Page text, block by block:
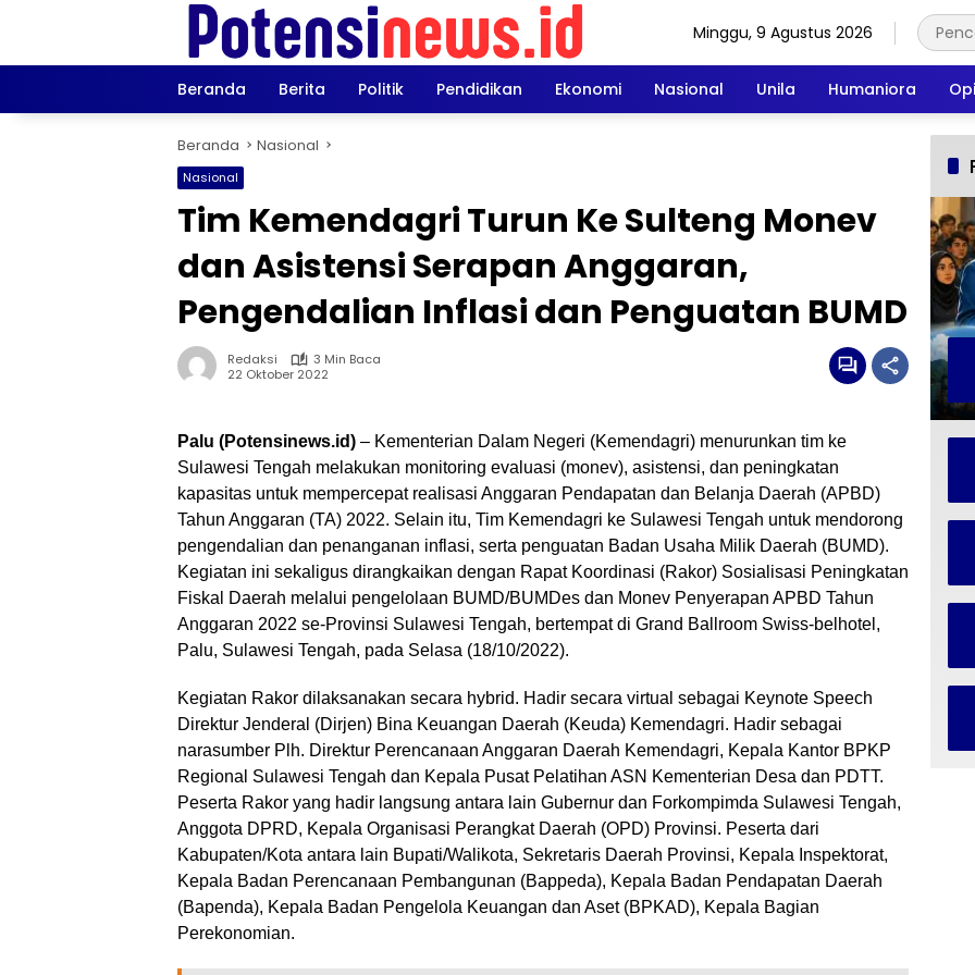
Minggu, 9 Agustus 2026
Beranda Berita Politik Pendidikan Ekonomi Nasional Unila Humaniora
Beranda Nasional
Nasional
Tim Kemendagri Turun Ke Sulteng Monev
dan Asistensi Serapan Anggaran,
Pengendalian Inflasi dan Penguatan BUMD
Redaksi
3 Min Baca
22 Oktober 2022
Palu (Potensinews.id) – Kementerian Dalam Negeri (Kemendagri) menurunkan tim ke
Sulawesi Tengah melakukan monitoring evaluasi (monev), asistensi, dan peningkatan
kapasitas untuk mempercepat realisasi Anggaran Pendapatan dan Belanja Daerah (APBD)
Tahun Anggaran (TA) 2022. Selain itu, Tim Kemendagri ke Sulawesi Tengah untuk mendorong
pengendalian dan penanganan inflasi, serta penguatan Badan Usaha Milik Daerah (BUMD).
Kegiatan ini sekaligus dirangkaikan dengan Rapat Koordinasi (Rakor) Sosialisasi Peningkatan
Fiskal Daerah melalui pengelolaan BUMD/BUMDes dan Monev Penyerapan APBD Tahun
Anggaran 2022 se-Provinsi Sulawesi Tengah, bertempat di Grand Ballroom Swiss-belhotel,
Palu, Sulawesi Tengah, pada Selasa (18/10/2022).
Kegiatan Rakor dilaksanakan secara hybrid. Hadir secara virtual sebagai Keynote Speech
Direktur Jenderal (Dirjen) Bina Keuangan Daerah (Keuda) Kemendagri. Hadir sebagai
narasumber Plh. Direktur Perencanaan Anggaran Daerah Kemendagri, Kepala Kantor BPKP
Regional Sulawesi Tengah dan Kepala Pusat Pelatihan ASN Kementerian Desa dan PDTT.
Peserta Rakor yang hadir langsung antara lain Gubernur dan Forkompimda Sulawesi Tengah,
Anggota DPRD, Kepala Organisasi Perangkat Daerah (OPD) Provinsi. Peserta dari
Kabupaten/Kota antara lain Bupati/Walikota, Sekretaris Daerah Provinsi, Kepala Inspektorat,
Kepala Badan Perencanaan Pembangunan (Bappeda), Kepala Badan Pendapatan Daerah
(Bapenda), Kepala Badan Pengelola Keuangan dan Aset (BPKAD), Kepala Bagian
Perekonomian.